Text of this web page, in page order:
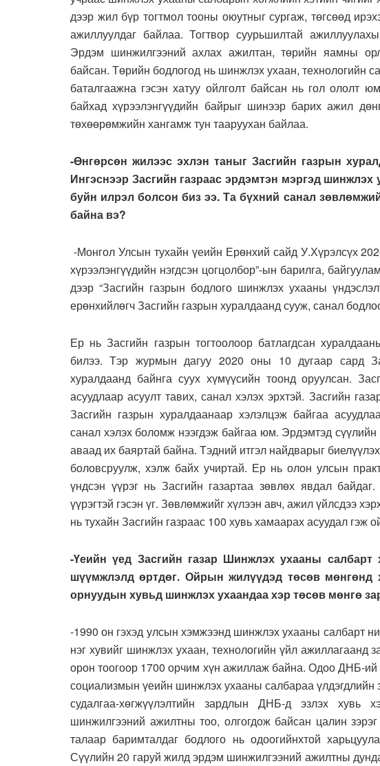
дээр жил бүр тогтмол тооны оюутныг сургаж, төгсөөд
ажиллуулдаг байлаа. Тогтвор суурьшилтай
Эрдэм шинжилгээний ахлах ажилтан, төрийн яамны
байсан. Төрийн бодлогод нь шинжлэх ухаан, технологийн
баталгаажна гэсэн хатуу ойлголт байсан нь гол
байхад хүрээлэнгүүдийн байрыг шинээр барих ажил
төхөөрөмжийн хангамж тун тааруухан байлаа.
-Өнгөрсөн жилээс эхлэн таныг Засгийн газрын
Ингэснээр Засгийн газраас эрдэмтэн мэргэд
буйн илрэл болсон биз ээ. Та бүхний санал
байна вэ?
-Монгол Улсын тухайн үеийн Ерөнхий сайд У.Хүрэлсүх
хүрээлэнгүүдийн нэгдсэн цогцолбор”-ын барилга,
дээр “Засгийн газрын бодлого шинжлэх ухааны
ерөнхийлөгч Засгийн газрын хуралдаанд сууж, санал
Ер нь Засгийн газрын тогтоолоор батлагдсан
билээ. Тэр журмын дагуу 2020 оны 10 дугаар сард
хуралдаанд байнга суух хүмүүсийн тоонд оруулсан.
асуудлаар асуулт тавих, санал хэлэх эрхтэй. Засгийн
Засгийн газрын хуралдаанаар хэлэлцэж байгаа
санал хэлэх боломж нээгдэж байгаа юм. Эрдэмтэд
аваад их баяртай байна. Тэдний итгэл найдварыг
боловсруулж, хэлж байх учиртай. Ер нь олон улсын
үндсэн үүрэг нь Засгийн газартаа зөвлөх явдал
үүрэгтэй гэсэн үг. Зөвлөмжийг хүлээн авч, ажил үйлсдээ
нь тухайн Засгийн газраас 100 хувь хамаарах асуудал гэж
-Үеийн үед Засгийн газар Шинжлэх ухааны салбарт
шүүмжлэлд өртдөг. Ойрын жилүүдэд төсөв мөнгөнд
орнуудын хувьд шинжлэх ухаандаа хэр төсөв мөнгө
-1990 он гэхэд улсын хэмжээнд шинжлэх ухааны салбарт
нэг хувийг шинжлэх ухаан, технологийн үйл ажиллагаанд
орон тоогоор 1700 орчим хүн ажиллаж байна. Одоо ДНБ-ий
социализмын үеийн шинжлэх ухааны салбараа үлдэгдлийн
судалгаа-хөгжүүлэлтийн зардлын ДНБ-д эзлэх хувь
шинжилгээний ажилтны тоо, олгогдож байсан цалин
талаар баримталдаг бодлого нь одоогийнхтой
Сүүлийн 20 гаруй жилд эрдэм шинжилгээний ажилтны